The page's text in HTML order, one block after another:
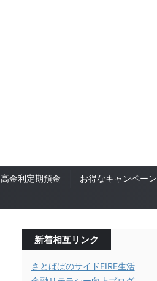
高金利定期預金
お得なキャンペーン
新着相互リンク
さとぱぱのサイドFIRE生活